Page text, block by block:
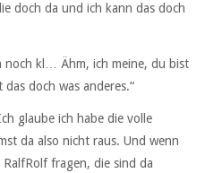
doch da und ich kann das doch
noch kl… Ähm, ich meine, du bist
doch was anderes.“
glaube ich habe die volle
da also nicht raus. Und wenn
fragen, die sind da